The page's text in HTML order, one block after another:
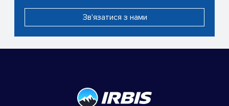
Зв'язатися з нами